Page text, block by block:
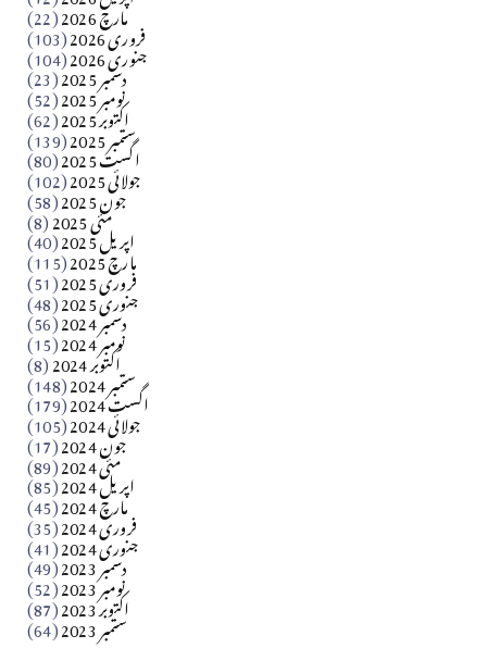
آزاد کشمیر جیسے احتجاج کی ضرورت ہے؟ از،،، ظہیرالدین
مارچ 2026 (22) فروری 2026 (103) جنوری 2026 (104) دسمبر 2025 (23) نومبر 2025 (52) اکتوبر 2025 (62) ستمبر 2025 (139) اگست 2025 (80) جولائی 2025 (102) جون 2025 (58) مئی 2025 (8) اپریل 2025 (40) مارچ 2025 (115) فروری 2025 (51) جنوری 2025 (48) دسمبر 2024 (56) نومبر 2024 (15) اکتوبر 2024 (8) ستمبر 2024 (148) اگست 2024 (179) جولائی 2024 (105) جون 2024 (17) مئی 2024 (89) اپریل 2024 (85) مارچ 2024 (45) فروری 2024 (35) جنوری 2024 (41) دسمبر 2023 (49) نومبر 2023 (52) اکتوبر 2023 (87) ستمبر 2023 (64)